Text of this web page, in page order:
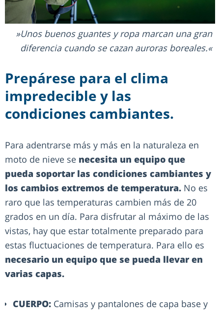
Unos buenos guantes y ropa marcan una gran
diferencia cuando se cazan auroras boreales.
Prepárese para el clima
impredecible y las
condiciones cambiantes.
Para adentrarse más y más en la naturaleza en
moto de nieve se necesita un equipo que
pueda soportar las condiciones cambiantes y
los cambios extremos de temperatura. No es
raro que las temperaturas cambien más de 20
grados en un día. Para disfrutar al máximo de las
vistas, hay que estar totalmente preparado para
estas fluctuaciones de temperatura. Para ello es
necesario un equipo que se pueda llevar en
varias capas.
CUERPO: Camisas y pantalones de capa base y